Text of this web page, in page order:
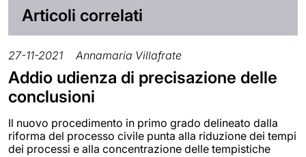
Articoli correlati
27-11-2021 Annamaria Villafrate
Addio udienza di precisazione delle
conclusioni
Il nuovo procedimento in primo grado delineato dalla
riforma del processo civile punta alla riduzione dei tempi
dei processi e alla concentrazione delle tempistiche